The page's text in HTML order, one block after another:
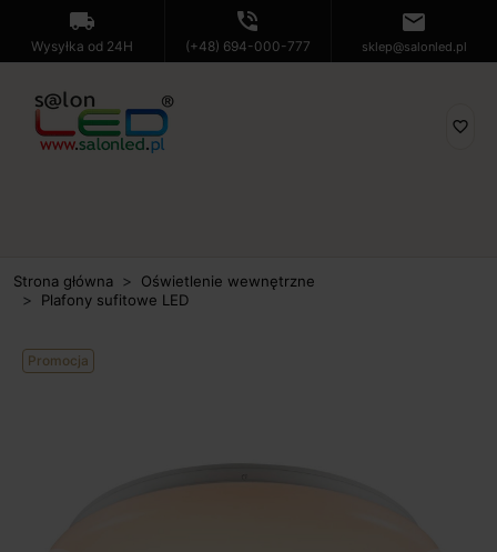
local_shipping
Wysyłka od 24H
phone_in_talk
(+48) 694-000-777
mail
sklep@salonled.pl
favorite_border
Strona główna
Oświetlenie wewnętrzne
Plafony sufitowe LED
Promocja